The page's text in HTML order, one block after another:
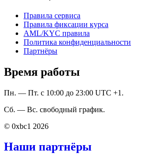
Правила сервиса
Правила фиксации курса
AML/KYC правила
Политика конфиденциальности
Партнёры
Время работы
Пн. — Пт. с 10:00 до 23:00 UTC +1.
Сб. — Вс. свободный график.
© 0xbc1 2026
Наши партнёры